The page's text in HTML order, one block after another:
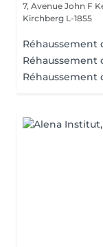
7, Avenue John F
Kirchberg L-1855
Réhaussement
Réhaussement
Réhaussement